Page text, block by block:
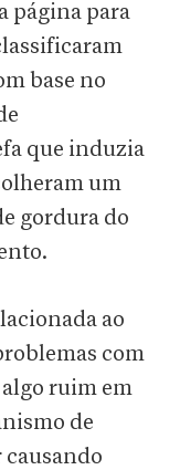
página para
base no
que induzia
um
gordura do
ao
com
algo ruim em
de